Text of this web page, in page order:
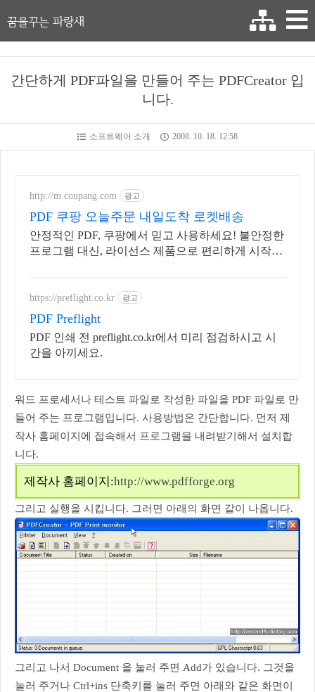
꿈을꾸는 파랑새
간단하게 PDF파일을 만들어 주는 PDFCreator 입
니다.
소프트웨어 소개 2008. 10. 18. 12:58
http://m.coupang.com 광고
PDF 쿠팡 오늘주문 내일도착 로켓배송
안정적인 PDF, 쿠팡에서 믿고 사용하세요! 불안정한
프로그램 대신, 라이선스 제품으로 편리하게 시작하
https://preflight.co.kr 광고
PDF Preflight
PDF 인쇄 전 preflight.co.kr에서 미리 점검하시고 시
간을 아끼세요.
워드 프로세서나 테스트 파일로 작성한 파일을 PDF 파일로 만
들어 주는 프로그램입니다. 사용방법은 간단합니다. 먼저 제
작사 홈페이지에 접속해서 프로그램을 내려받기해서 설치합
니다.
제작사 홈페이지:http://www.pdfforge.org
그리고 실행을 시킵니다. 그러면 아래의 화면 같이 나옵니다.
그리고 나서 Document 을 눌러 주면 Add가 있습니다. 그것을
눌러 주거나 Ctrl+ins 단축키를 눌러 주면 아래와 같은 화면이